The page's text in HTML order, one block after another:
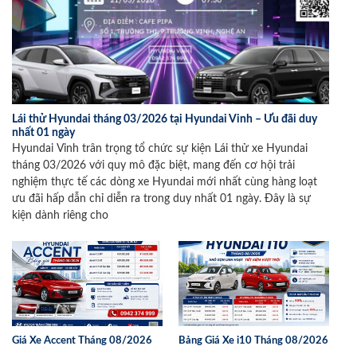
Lái thử Hyundai tháng 03/2026 tại Hyundai Vinh – Ưu đãi duy
nhất 01 ngày
Hyundai Vinh trân trọng tổ chức sự kiện Lái thử xe Hyundai
tháng 03/2026 với quy mô đặc biệt, mang đến cơ hội trải
nghiệm thực tế các dòng xe Hyundai mới nhất cùng hàng loạt
ưu đãi hấp dẫn chỉ diễn ra trong duy nhất 01 ngày. Đây là sự
kiện dành riêng cho
Giá Xe Accent Tháng 08/2026
Bảng Giá Xe i10 Tháng 08/2026